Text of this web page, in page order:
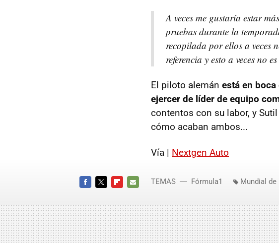
A veces me gustaría estar
pruebas durante la
recopilada por ellos a veces
referencia y esto a veces no
El piloto alemán está en
ejercer de líder de equipo
contentos con su labor, y
cómo acaban ambos...
Vía | Nextgen Auto
MAIL
TEMAS Fórmula1 Mundial de